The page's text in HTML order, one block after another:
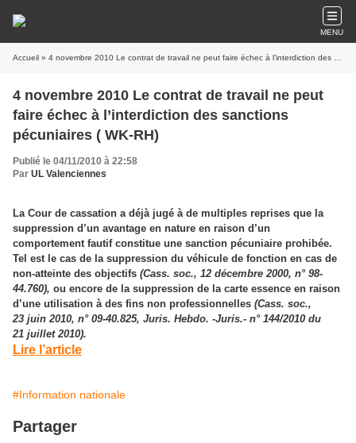
MENU
Accueil » 4 novembre 2010 Le contrat de travail ne peut faire échec à l’interdiction des sanctions pécuniaires ( WK-RH)
4 novembre 2010 Le contrat de travail ne peut
faire échec à l’interdiction des sanctions
pécuniaires ( WK-RH)
Publié le 04/11/2010 à 22:58
Par UL Valenciennes
La Cour de cassation a déjà jugé à de multiples reprises que la
suppression d’un avantage en nature en raison d’un
comportement fautif constitue une sanction pécuniaire prohibée.
Tel est le cas de la suppression du véhicule de fonction en cas de
non-atteinte des objectifs (Cass. soc., 12 décembre 2000, n° 98-
44.760), ou encore de la suppression de la carte essence en raison
d’une utilisation à des fins non professionnelles (Cass. soc.,
23 juin 2010, n° 09-40.825, Juris. Hebdo. -Juris.- n° 144/2010 du
21 juillet 2010).
Lire l’article
#Information nationale
Partager